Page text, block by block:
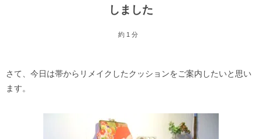
しました
約 1 分
さて、今日は帯からリメイクしたクッションをご案内したいと思い
ます。